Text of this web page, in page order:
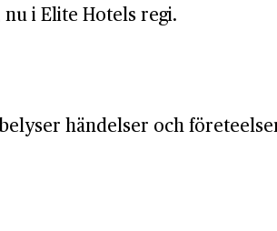
i Elite Hotels regi.
händelser och